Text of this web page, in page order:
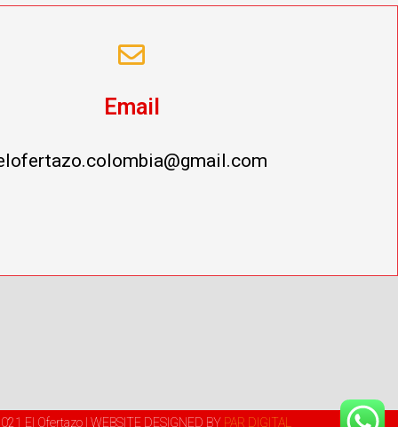
Email
El Ofertazo | WEBSITE DESIGNED BY PAR DIGITAL